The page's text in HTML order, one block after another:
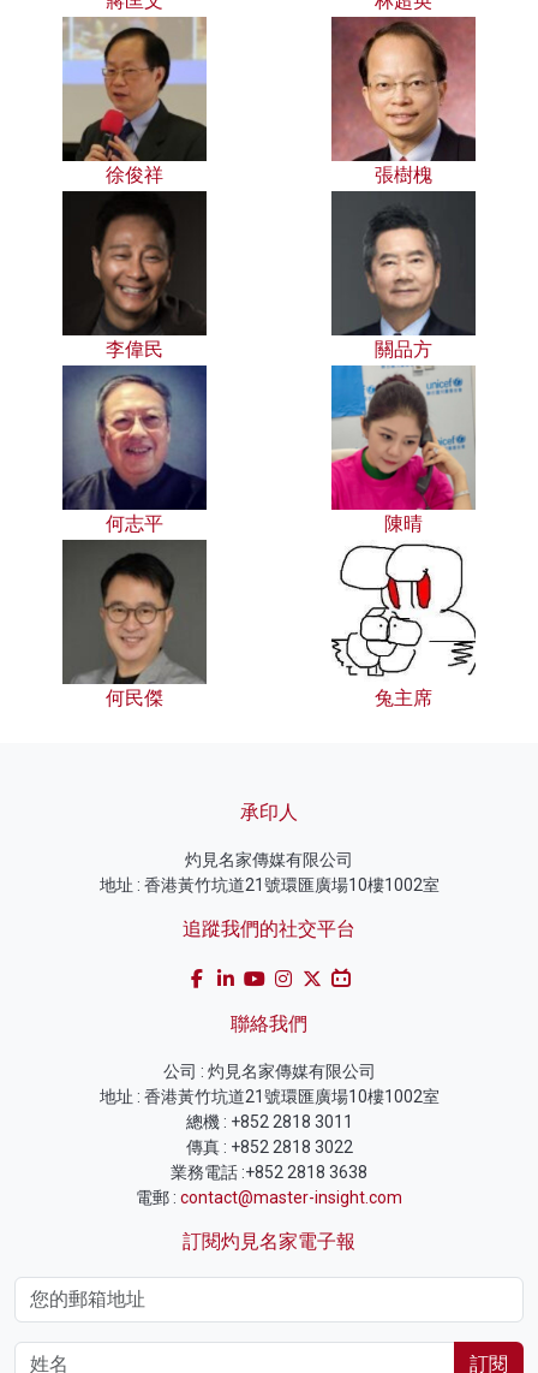
徐俊祥 張樹槐
李偉民 關品方
何志平 陳晴
何民傑 兔主席
承印人
灼見名家傳媒有限公司
地址 : 香港黃竹坑道21號環匯廣場10樓1002室
追蹤我們的社交平台
聯絡我們
公司 : 灼見名家傳媒有限公司
地址 : 香港黃竹坑道21號環匯廣場10樓1002室
總機 : +852 2818 3011
傳真 : +852 2818 3022
業務電話 :+852 2818 3638
電郵 : contact@master-insight.com
訂閱灼見名家電子報
訂閱